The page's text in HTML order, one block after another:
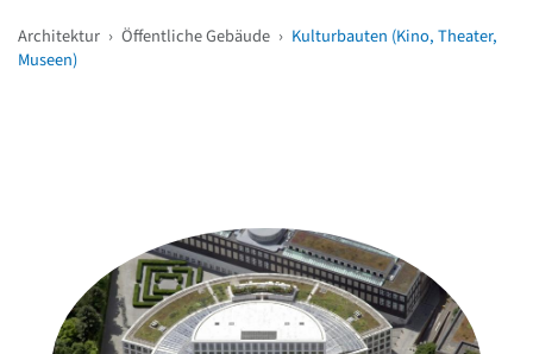
Architektur › Öffentliche Gebäude › Kulturbauten (Kino, Theater,
Museen)